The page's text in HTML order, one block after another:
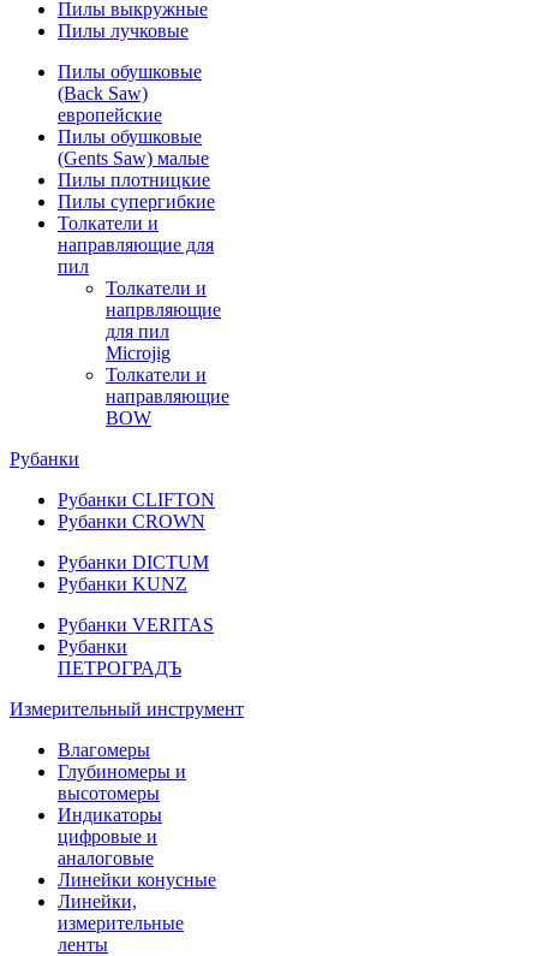
Пилы выкружные
Пилы лучковые
Пилы обушковые
(Back Saw)
европейские
Пилы обушковые
(Gents Saw) малые
Пилы плотницкие
Пилы супергибкие
Толкатели и
направляющие для
пил
Толкатели и
напрвляющие
для пил
Microjig
Толкатели и
направляющие
BOW
Рубанки
Рубанки CLIFTON
Рубанки CROWN
Рубанки DICTUM
Рубанки KUNZ
Рубанки VERITAS
Рубанки
ПЕТРОГРАДЪ
Измерительный инструмент
Влагомеры
Глубиномеры и
высотомеры
Индикаторы
цифровые и
аналоговые
Линейки конусные
Линейки,
измерительные
ленты